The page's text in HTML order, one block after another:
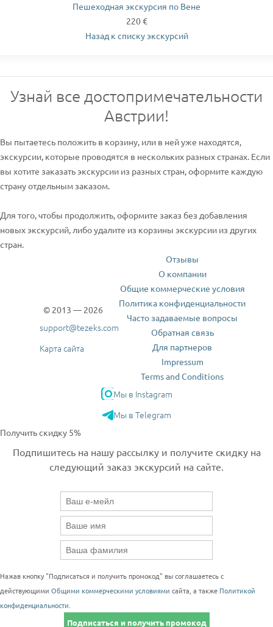
Пешеходная экскурсия по Вене
220 €
Назад к списку экскурсий
Узнай все достопримечательности
Австрии!
Вы пытаетесь положить в корзину, или в ней уже находятся,
экскурсии, которые проводятся в нескольких разных странах. Если
вы хотите заказать экскурсии из разных стран, оформите каждую
страну отдельным заказом.
Для того, чтобы продолжить, оформите заказ без добавления
новых экскурсий, либо удалите из корзины экскурсии из других
стран.
© 2013 — 2026
support@tezeks.com
Карта сайта
Отзывы
О компании
Общие коммерческие условия
Политика конфиденциальности
Часто задаваемые вопросы
Обратная связь
Для партнеров
Impressum
Terms and Conditions
Мы в Instagram
Мы в Telegram
Получить скидку 5%
Подпишитесь на нашу рассылку и получите скидку на
следующий заказ экскурсий на сайте.
Нажав кнопку "Подписаться и получить промокод" вы соглашаетесь с
действующими Общими коммерческими условиями сайта, а также Политикой
конфиденциальности
Подписаться и получить промокод